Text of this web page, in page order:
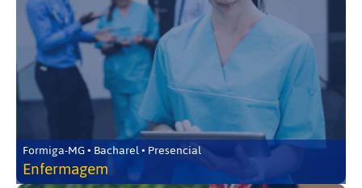
Formiga-MG • Bacharel • Presencial
Enfermagem